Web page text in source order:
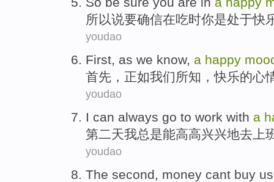
所以说要确信在吃时你是处于快
youdao
First, as we know, a happy
首先 ， 正如我们所知 ，快乐的心
youdao
I can always go to work with a
第二天我总是能高高兴兴地去 上
youdao
The second money cant buy us